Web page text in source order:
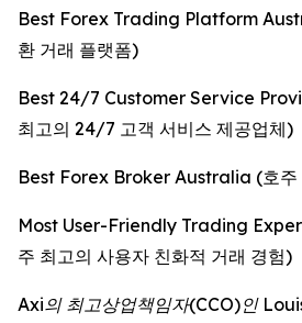
Best Forex Trading Platform
환 거래 플랫폼)
Best 24/7 Customer Service
최고의 24/7 고객 서비스 제공업체)
Best Forex Broker Australia (호주
Most User-Friendly Trading
주 최고의 사용자 친화적 거래 경험)
Axi의 최고상업책임자(CCO)인